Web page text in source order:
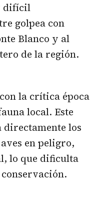
difícil
golpea con
Blanco y al
de la región.
la crítica época
local. Este
directamente los
en peligro,
lo que dificulta